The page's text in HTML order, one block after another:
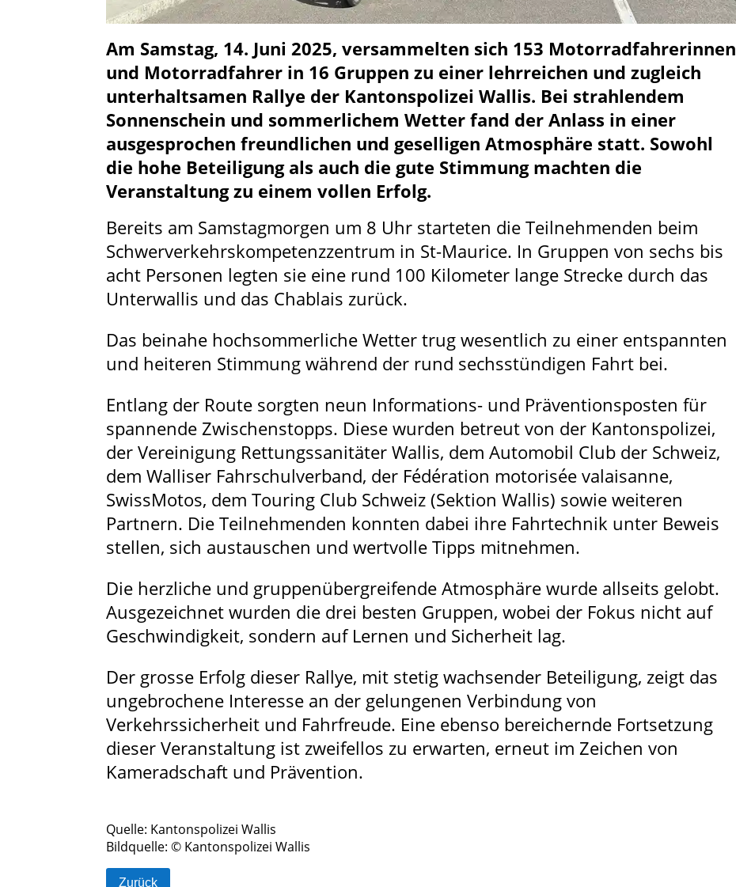
Am Samstag, 14. Juni 2025, versammelten sich 153 Motorradfahrerinnen
und Motorradfahrer in 16 Gruppen zu einer lehrreichen und zugleich
unterhaltsamen Rallye der Kantonspolizei Wallis. Bei strahlendem
Sonnenschein und sommerlichem Wetter fand der Anlass in einer
ausgesprochen freundlichen und geselligen Atmosphäre statt. Sowohl
die hohe Beteiligung als auch die gute Stimmung machten die
Veranstaltung zu einem vollen Erfolg.
Bereits am Samstagmorgen um 8 Uhr starteten die Teilnehmenden beim
Schwerverkehrskompetenzzentrum in St-Maurice. In Gruppen von sechs bis
acht Personen legten sie eine rund 100 Kilometer lange Strecke durch das
Unterwallis und das Chablais zurück.
Das beinahe hochsommerliche Wetter trug wesentlich zu einer entspannten
und heiteren Stimmung während der rund sechsstündigen Fahrt bei.
Entlang der Route sorgten neun Informations- und Präventionsposten für
spannende Zwischenstopps. Diese wurden betreut von der Kantonspolizei,
der Vereinigung Rettungssanitäter Wallis, dem Automobil Club der Schweiz,
dem Walliser Fahrschulverband, der Fédération motorisée valaisanne,
SwissMotos, dem Touring Club Schweiz (Sektion Wallis) sowie weiteren
Partnern. Die Teilnehmenden konnten dabei ihre Fahrtechnik unter Beweis
stellen, sich austauschen und wertvolle Tipps mitnehmen.
Die herzliche und gruppenübergreifende Atmosphäre wurde allseits gelobt.
Ausgezeichnet wurden die drei besten Gruppen, wobei der Fokus nicht auf
Geschwindigkeit, sondern auf Lernen und Sicherheit lag.
Der grosse Erfolg dieser Rallye, mit stetig wachsender Beteiligung, zeigt das
ungebrochene Interesse an der gelungenen Verbindung von
Verkehrssicherheit und Fahrfreude. Eine ebenso bereichernde Fortsetzung
dieser Veranstaltung ist zweifellos zu erwarten, erneut im Zeichen von
Kameradschaft und Prävention.
Quelle: Kantonspolizei Wallis
Bildquelle: © Kantonspolizei Wallis
Zurück